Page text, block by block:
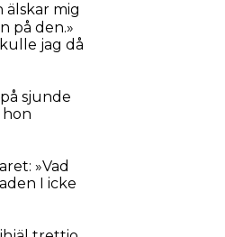
älskar mig
på den.»
jag då
sjunde
hon
»Vad
I icke